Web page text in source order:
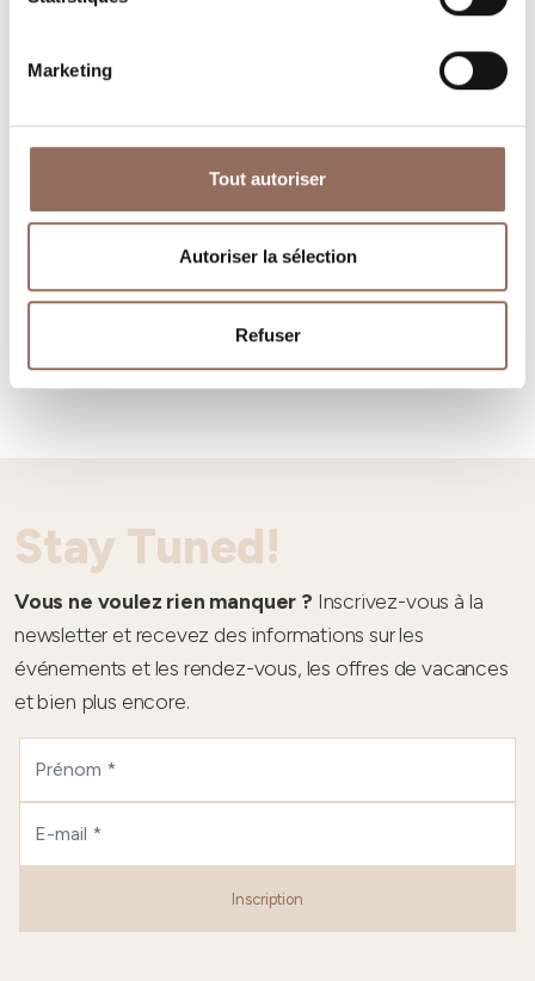
Marketing
Tout autoriser
Autoriser la sélection
Refuser
Operateurs du
Météo
Stay Tuned!
Vous ne voulez rien manquer ? Inscrivez-vous à la
newsletter et recevez des informations sur les
événements et les rendez-vous, les offres de vacances
et bien plus encore.
Inscription